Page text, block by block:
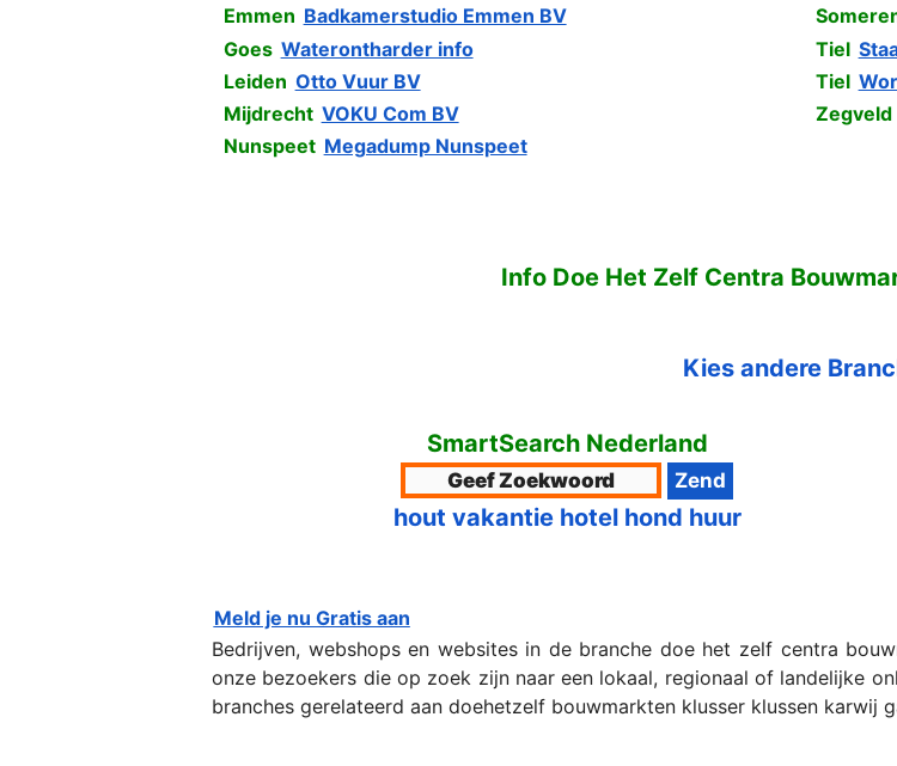
Emmen Badkamerstudio Emmen BV
Goes Waterontharder info
Leiden Otto Vuur BV
Mijdrecht VOKU Com BV
Nunspeet Megadump Nunspeet
Tiel
Tiel
Zegveld
Info Doe Het Zelf Centra
Kies andere
SmartSearch Nederland
hout vakantie hotel hond huur
Meld je nu Gratis aan
Bedrijven, webshops en websites in de branche doe het zelf centra
onze bezoekers die op zoek zijn naar een lokaal, regionaal of landelijke
branches gerelateerd aan doehetzelf bouwmarkten klusser klussen karwij